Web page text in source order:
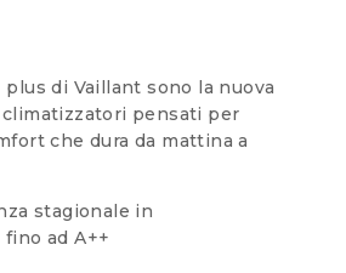
plus di Vaillant sono la nuova
pensati per
che dura da mattina a
stagionale in
ad A++